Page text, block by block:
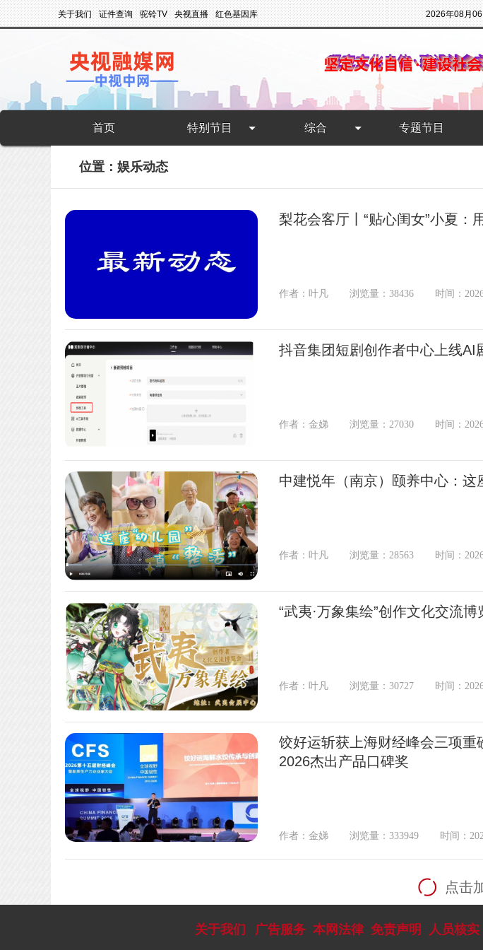
关于我们 证件查询 驼铃TV 央视直播 红色基因库 2026年08月
首页 特别节目 综合 专题节目
位置：娱乐动态
梨花会客厅丨“贴心闺女”小夏：
作者：叶凡 浏览量：38436 时间：
抖音集团短剧创作者中心上线AI
作者：金娣 浏览量：27030 时间：
中建悦年（南京）颐养中心：这
作者：叶凡 浏览量：28563 时间：
“武夷·万象集绘”创作文化交流
作者：叶凡 浏览量：30727 时间：
饺好运斩获上海财经峰会三项
2026杰出产品口碑奖
作者：金娣 浏览量：333949 时间：
点击
关于我们 广告服务 本网法律 免责声明 人员核实